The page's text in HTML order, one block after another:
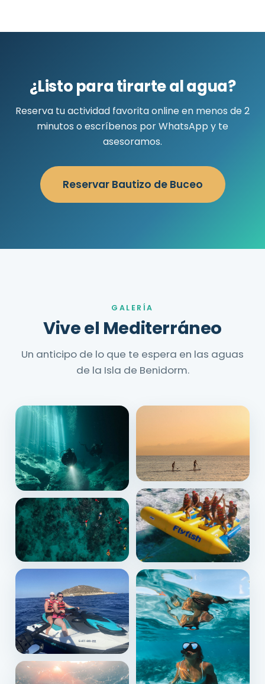
¿Listo para tirarte al agua?
Reserva tu actividad favorita online en menos de 2
minutos o escríbenos por WhatsApp y te
asesoramos.
Reservar Bautizo de Buceo
GALERÍA
Vive el Mediterráneo
Un anticipo de lo que te espera en las aguas
de la Isla de Benidorm.